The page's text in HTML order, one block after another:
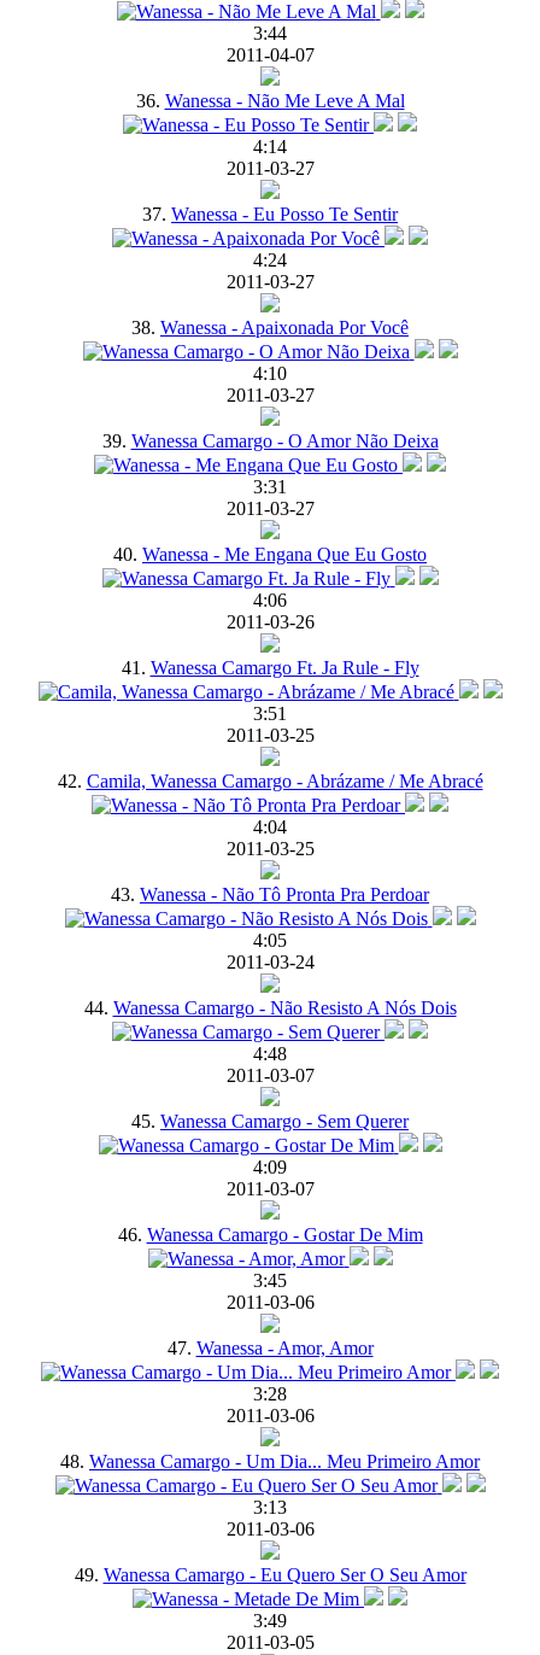
3:44
2011-04-07
36. Wanessa - Não Me Leve A Mal
4:14
2011-03-27
37. Wanessa - Eu Posso Te Sentir
4:24
2011-03-27
38. Wanessa - Apaixonada Por Você
4:10
2011-03-27
39. Wanessa Camargo - O Amor Não Deixa
3:31
2011-03-27
40. Wanessa - Me Engana Que Eu Gosto
4:06
2011-03-26
41. Wanessa Camargo Ft. Ja Rule - Fly
3:51
2011-03-25
42. Camila, Wanessa Camargo - Abrázame / Me Abracé
4:04
2011-03-25
43. Wanessa - Não Tô Pronta Pra Perdoar
4:05
2011-03-24
44. Wanessa Camargo - Não Resisto A Nós Dois
4:48
2011-03-07
45. Wanessa Camargo - Sem Querer
4:09
2011-03-07
46. Wanessa Camargo - Gostar De Mim
3:45
2011-03-06
47. Wanessa - Amor, Amor
3:28
2011-03-06
48. Wanessa Camargo - Um Dia... Meu Primeiro Amor
3:13
2011-03-06
49. Wanessa Camargo - Eu Quero Ser O Seu Amor
3:49
2011-03-05